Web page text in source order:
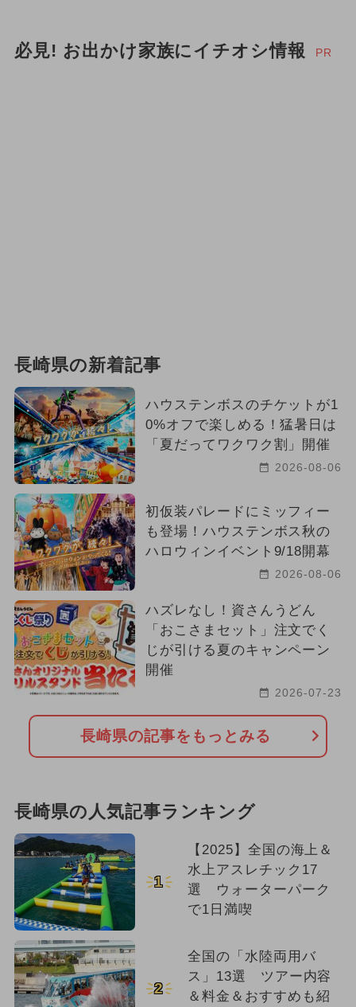
必見! お出かけ家族にイチオシ情報 PR
長崎県の新着記事
ハウステンボスのチケットが1
0%オフで楽しめる！猛暑日は
「夏だってワクワク割」開催
2026-08-06
初仮装パレードにミッフィー
も登場！ハウステンボス秋の
ハロウィンイベント9/18開幕
2026-08-06
ハズレなし！資さんうどん
「おこさまセット」注文でく
じが引ける夏のキャンペーン
開催
2026-07-23
長崎県の記事をもっとみる
長崎県の人気記事ランキング
1
【2025】全国の海上＆
水上アスレチック17
選 ウォーターパーク
で1日満喫
2
全国の「水陸両用バ
ス」13選 ツアー内容
＆料金＆おすすめも紹